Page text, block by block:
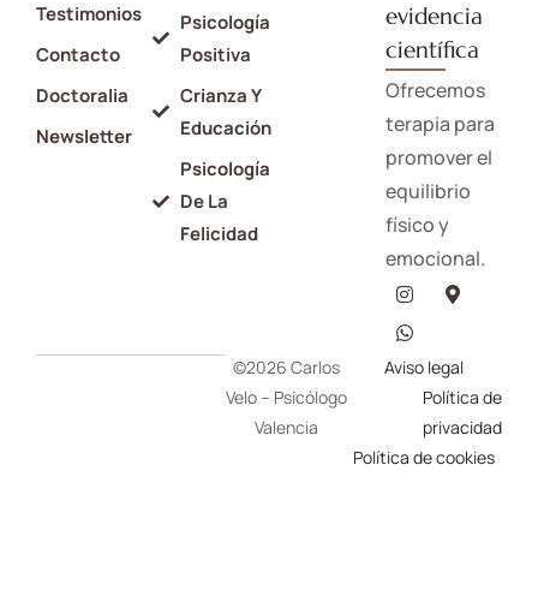
Testimonios
Contacto
Doctoralia
Newsletter
Psicología
Positiva
Crianza Y
Educación
Psicología
De La
Felicidad
evidencia
científica
Ofrecemos
terapia para
promover el
equilibrio
físico y
emocional.
©2026 Carlos
Velo – Psicólogo
Valencia
Aviso legal
Política de
privacidad
Política de cookies